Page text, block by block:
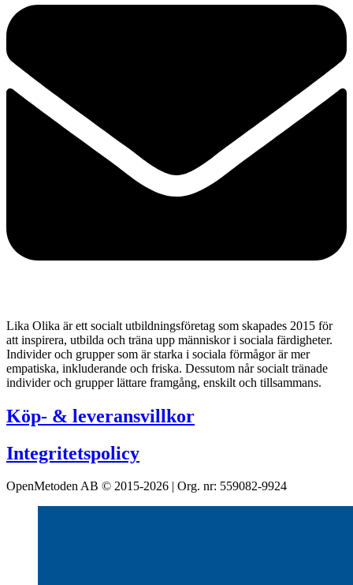
Lika Olika är ett socialt utbildningsföretag som skapades 2015 för
att inspirera, utbilda och träna upp människor i sociala färdigheter.
Individer och grupper som är starka i sociala förmågor är mer
empatiska, inkluderande och friska. Dessutom når socialt tränade
individer och grupper lättare framgång, enskilt och tillsammans.
Köp- & leveransvillkor
Integritetspolicy
OpenMetoden AB © 2015-2026 | Org. nr: 559082-9924